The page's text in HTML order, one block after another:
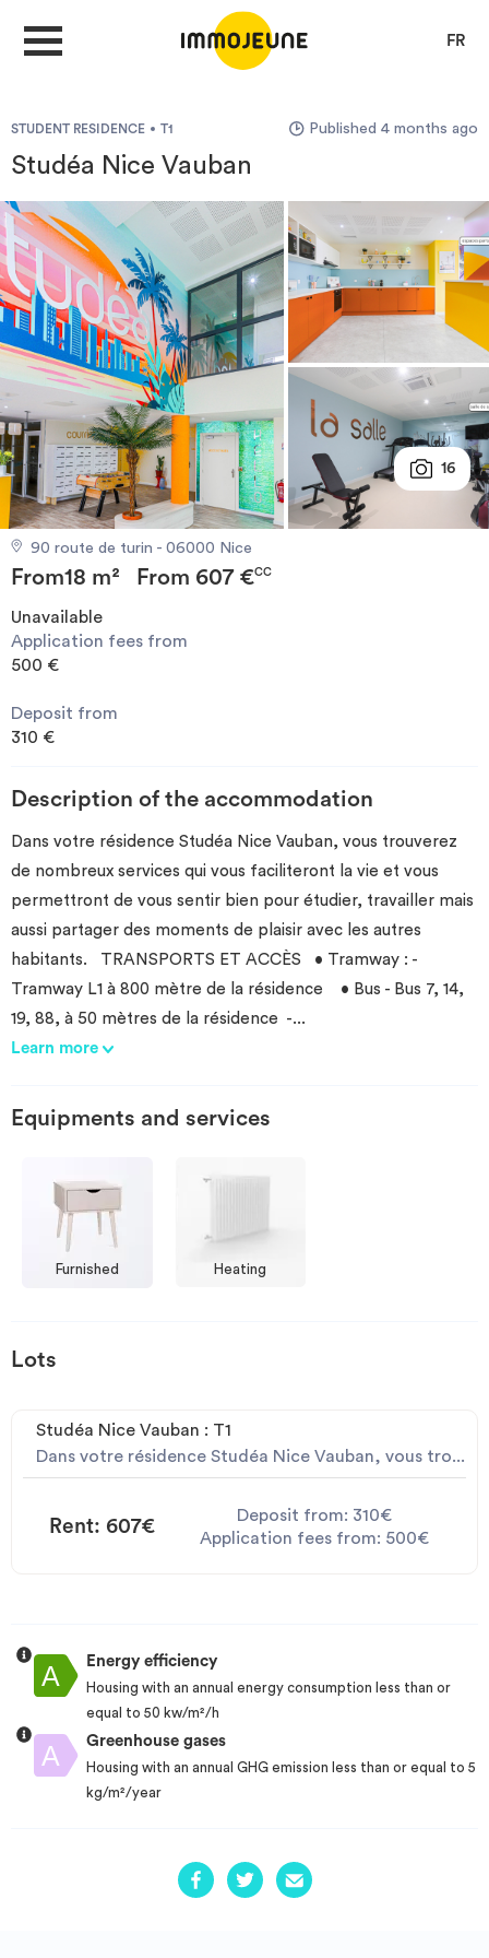
FR
MY ACCOUNT
PUBLISH AN OFFER
Looking for a rent
Propose accommodation
Cities
Invest
Blog
STUDENT RESIDENCE T1 Published 4 months ago
Studéa Nice Vauban
16
90 route de turin - 06000 Nice
From18 m² From 607 €CC
Unavailable
Application fees from
500 €
Deposit from
310 €
Description of the accommodation
Dans votre résidence Studéa Nice Vauban, vous trouverez
de nombreux services qui vous faciliteront la vie et vous
permettront de vous sentir bien pour étudier, travailler mais
aussi partager des moments de plaisir avec les autres
habitants. TRANSPORTS ET ACCÈS • Tramway : -
Tramway L1 à 800 mètre de la résidence • Bus - Bus 7, 14,
19, 88, à 50 mètres de la résidence -...
Learn more
Equipments and services
Furnished Heating
Lots
Studéa Nice Vauban : T1
Dans votre résidence Studéa Nice Vauban, vous tro...
Rent: 607€
Deposit from: 310€
Application fees from: 500€
Energy efficiency
Housing with an annual energy consumption less than or
equal to 50 kw/m²/h
Greenhouse gases
Housing with an annual GHG emission less than or equal to 5
kg/m²/year